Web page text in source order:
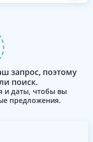
запрос, поэтому
поиск.
и даты, чтобы вы
предложения.